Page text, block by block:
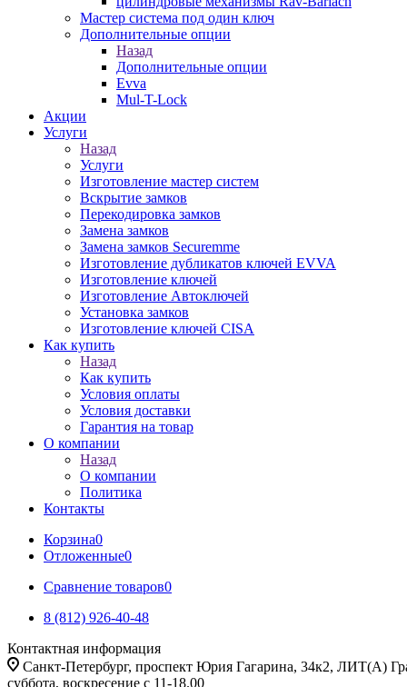
Мастер система под один ключ
Дополнительные опции
Назад
Дополнительные опции
Evva
Mul-T-Lock
Акции
Услуги
Назад
Услуги
Изготовление мастер систем
Вскрытие замков
Перекодировка замков
Замена замков
Замена замков Securemme
Изготовление дубликатов ключей EVVA
Изготовление ключей
Изготовление Автоключей
Установка замков
Изготовление ключей CISA
Как купить
Назад
Как купить
Условия оплаты
Условия доставки
Гарантия на товар
О компании
Назад
О компании
Политика
Контакты
Корзина0
Отложенные0
Сравнение товаров0
8 (812) 926-40-48
Контактная информация
Санкт-Петербург, проспект Юрия Гагарина, 34к2, ЛИТ(А)
суббота, воскресение с 11-18.00